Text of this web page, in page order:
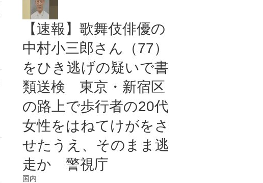
【速報】歌舞伎俳優の
中村小三郎さん（77）
をひき逃げの疑いで書
類送検 東京・新宿区
の路上で歩行者の20代
女性をはねてけがをさ
せたうえ、そのまま逃
走か 警視庁
国内